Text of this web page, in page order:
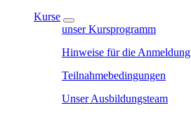
Kurse
unser Kursprogramm
Hinweise für die Anmeldung
Teilnahmebedingungen
Unser Ausbildungsteam